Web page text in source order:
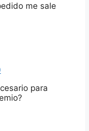
me sale
para